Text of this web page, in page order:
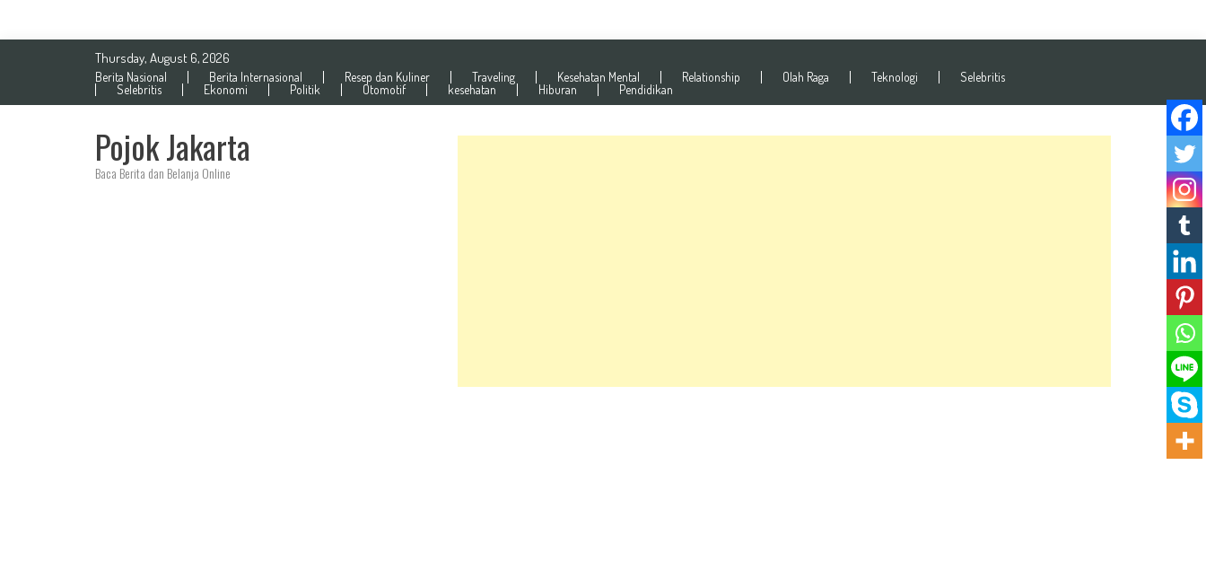
Thursday, August 6, 2026
Berita Nasional Berita Internasional Resep dan Kuliner Traveling Kesehatan Mental Relationship Olah Raga Teknologi
Selebritis
Selebritis
Ekonomi Politik Otomotif kesehatan Hiburan Pendidikan
Pojok Jakarta
Baca Berita dan Belanja Online